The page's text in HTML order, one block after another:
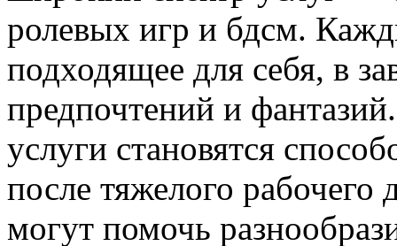
ролевых игр и бдсм.
подходящее для себя, в
предпочтений и
услуги становятся
после тяжелого рабочего
могут помочь